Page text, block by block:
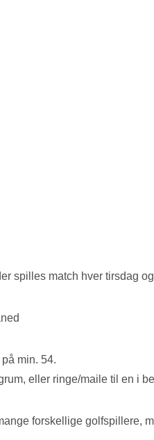
spilles match hver tirsdag
min. 54.
eller ringe/maile til en i
forskellige golfspillere,